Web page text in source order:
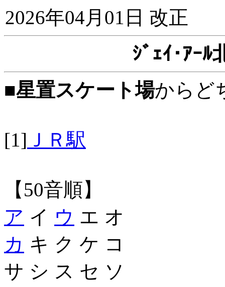
2026年04月01日 改正
ｼﾞｪｲ･ｱｰﾙ
■星置スケート場からど
[1] ＪＲ駅
【50音順】
ア イ ウ エ オ
カ キ ク ケ コ
サ シ ス セ ソ